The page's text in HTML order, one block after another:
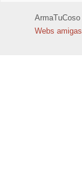
ArmaTuCoso
Webs amigas